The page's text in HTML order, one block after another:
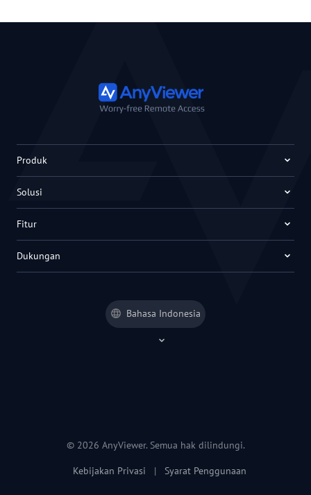
Bahasa Indonesia
Produk
Solusi
Fitur
Dukungan
© 2026 AnyViewer. Semua hak dilindungi.
Kebijakan Privasi | Syarat Penggunaan